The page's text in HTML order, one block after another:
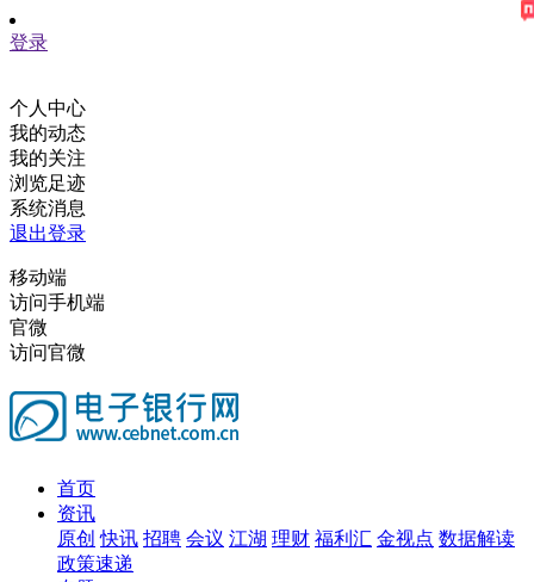
登录
个人中心
我的动态
我的关注
浏览足迹
系统消息
退出登录
移动端
访问手机端
官微
访问官微
首页
资讯
原创 快讯 招聘 会议 江湖 理财 福利汇 金视点 数据解读
政策速递